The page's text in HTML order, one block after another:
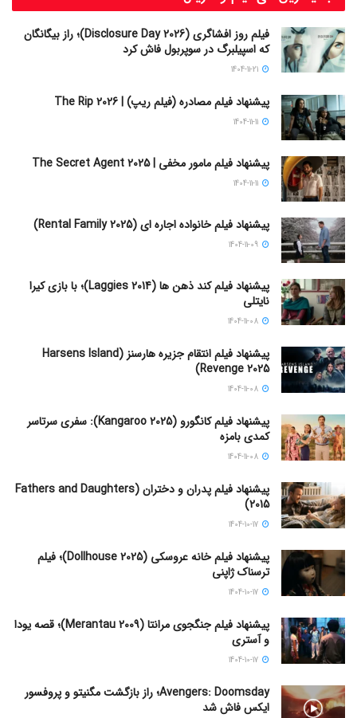
فیلم روز افشاگری (Disclosure Day 2026)؛ راز بیگانگان
که اسپیلبرگ در سوپربول فاش کرد
پیشنهاد فیلم مصادره (فیلم ریپ) | The Rip 2026
پیشنهاد فیلم مامور مخفی | The Secret Agent 2025
پیشنهاد فیلم خانواده اجاره‌ ای (Rental Family 2025)
پیشنهاد فیلم کند ذهن ها (Laggies 2014)؛ با بازی کیرا
نایتلی
پیشنهاد فیلم انتقام جزیره هارسنز (Harsens Island
Revenge 2025)
پیشنهاد فیلم کانگورو (Kangaroo 2025): سفری سرتاسر
کمدی بامزه
پیشنهاد فیلم پدران و دختران (Fathers and Daughters
2015)
پیشنهاد فیلم خانه عروسکی (Dollhouse 2025)؛ فیلم
ترسناک ژاپنی
پیشنهاد فیلم جنگجوی مرانتا (Merantau 2009)؛ قصه یودا
و آستری
Avengers: Doomsday؛ راز بازگشت مگنیتو و پروفسور
ایکس فاش شد